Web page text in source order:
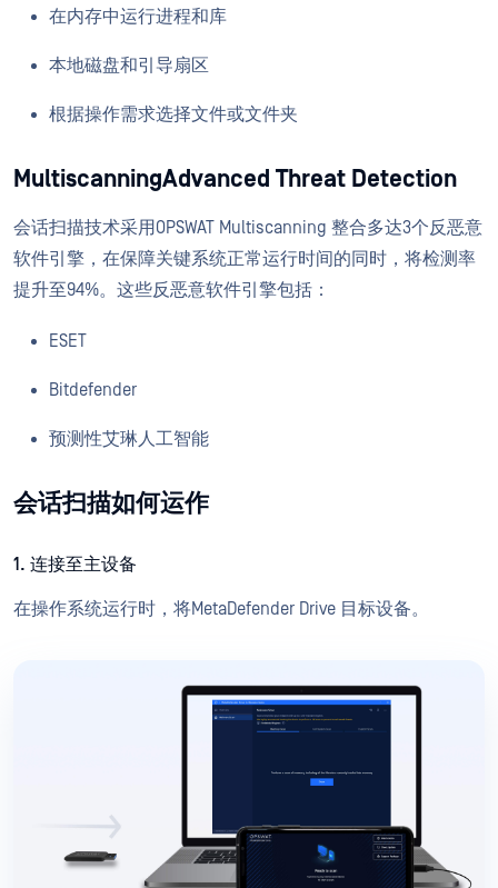
在内存中运行进程和库
本地磁盘和引导扇区
根据操作需求选择文件或文件夹
MultiscanningAdvanced Threat Detection
会话扫描技术采用OPSWAT Multiscanning 整合多达3个反恶意
软件引擎，在保障关键系统正常运行时间的同时，将检测率
提升至94%。这些反恶意软件引擎包括：
ESET
Bitdefender
预测性艾琳人工智能
会话扫描如何运作
1. 连接至主设备
在操作系统运行时，将MetaDefender Drive 目标设备。